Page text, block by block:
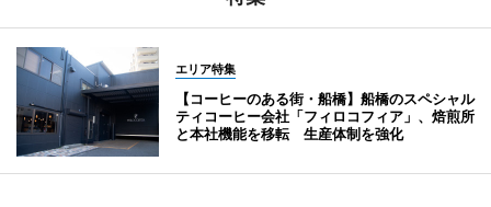
エリア特集
【コーヒーのある街・船橋】船橋のスペシャル
ティコーヒー会社「フィロコフィア」、焙煎所
と本社機能を移転 生産体制を強化